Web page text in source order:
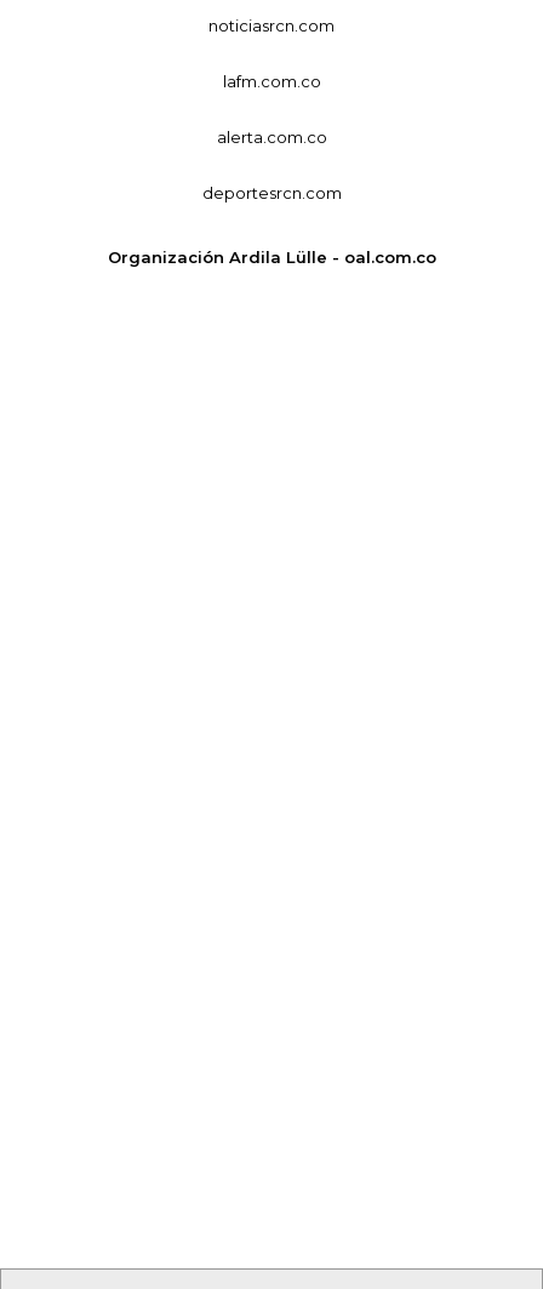
noticiasrcn.com
lafm.com.co
alerta.com.co
deportesrcn.com
Organización Ardila Lülle - oal.com.co